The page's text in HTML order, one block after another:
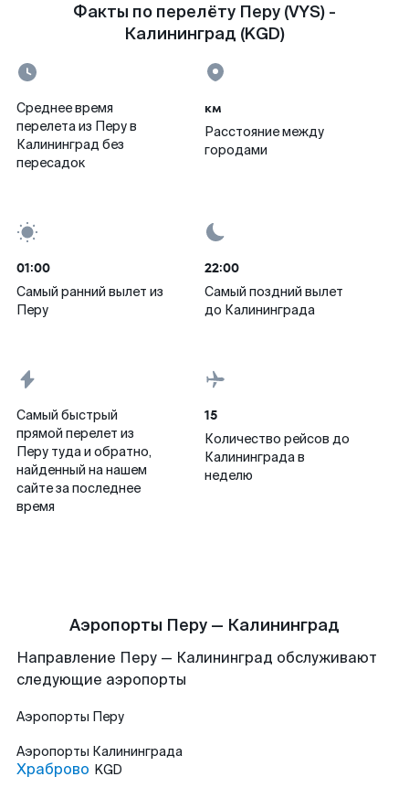
Факты по перелёту Перу (VYS) -
Калининград (KGD)
Среднее время
перелета из Перу в
Калининград без
пересадок
км
Расстояние между
городами
01:00
Самый ранний вылет из
Перу
22:00
Самый поздний вылет
до Калининграда
Самый быстрый
прямой перелет из
Перу туда и обратно,
найденный на нашем
сайте за последнее
время
15
Количество рейсов до
Калининграда в
неделю
Аэропорты Перу — Калининград
Направление Перу — Калининград обслуживают
следующие аэропорты
Аэропорты Перу
Аэропорты Калининграда
Храброво KGD